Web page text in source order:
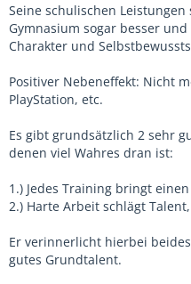
Seine schulischen
Gymnasium sogar besser
Charakter und
Positiver Nebeneffekt: Nicht
PlayStation, etc.
Es gibt grundsätzlich 2 sehr
denen viel Wahres dran ist:
1.) Jedes Training bringt
2.) Harte Arbeit schlägt
Er verinnerlicht hierbei
gutes Grundtalent.